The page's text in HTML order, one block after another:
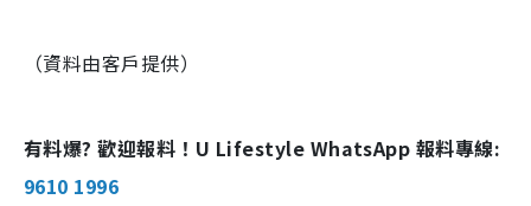
（資料由客戶提供）
有料爆? 歡迎報料！U Lifestyle WhatsApp 報料專線:
9610 1996